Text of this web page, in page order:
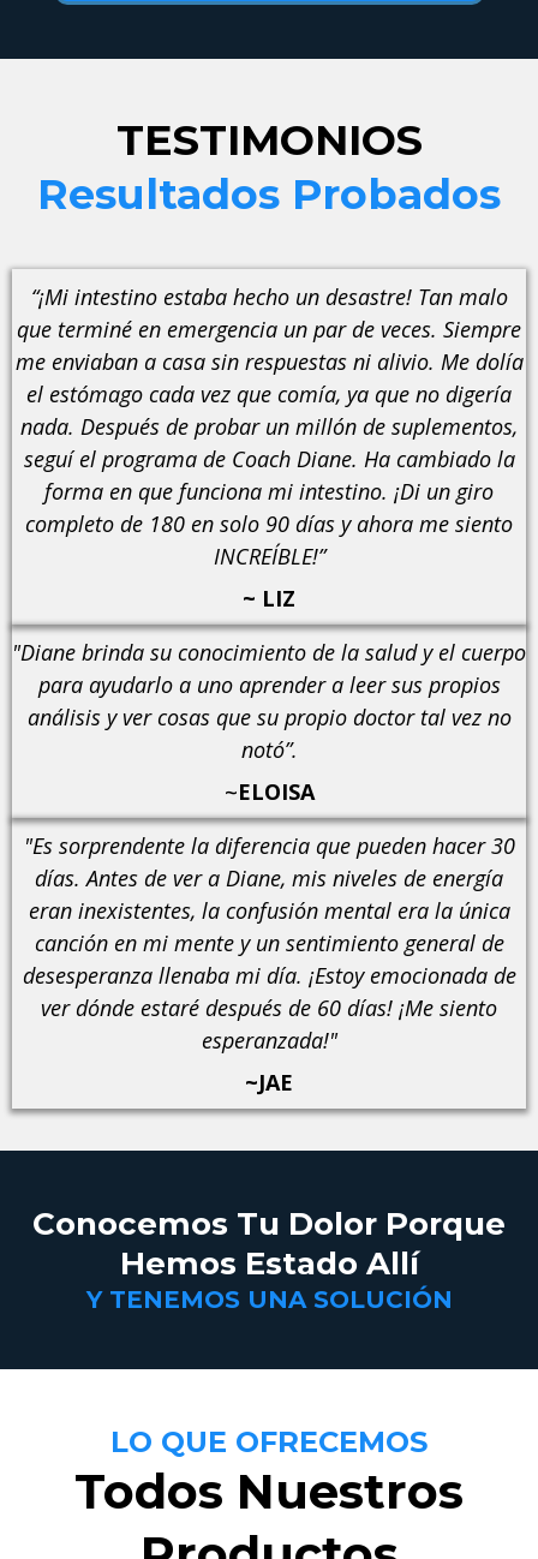
TESTIMONIOS
Resultados Probados
“¡Mi intestino estaba hecho un desastre! Tan malo
que terminé en emergencia un par de veces. Siempre
me enviaban a casa sin respuestas ni alivio. Me dolía
el estómago cada vez que comía, ya que no digería
nada. Después de probar un millón de suplementos,
seguí el programa de Coach Diane. Ha cambiado la
forma en que funciona mi intestino. ¡Di un giro
completo de 180 en solo 90 días y ahora me siento
INCREÍBLE!”
~ LIZ
"Diane brinda su conocimiento de la salud y el cuerpo
para ayudarlo a uno aprender a leer sus propios
análisis y ver cosas que su propio doctor tal vez no
notó”.
~ELOISA
"Es sorprendente la diferencia que pueden hacer 30
días. Antes de ver a Diane, mis niveles de energía
eran inexistentes, la confusión mental era la única
canción en mi mente y un sentimiento general de
desesperanza llenaba mi día. ¡Estoy emocionada de
ver dónde estaré después de 60 días! ¡Me siento
esperanzada!"
~JAE
Conocemos Tu Dolor Porque
Hemos Estado Allí
Y TENEMOS UNA SOLUCIÓN
LO QUE OFRECEMOS
Todos Nuestros